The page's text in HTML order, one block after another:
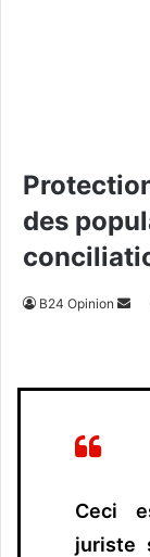
des
B24 Opinion
n
c
Ceci
juriste